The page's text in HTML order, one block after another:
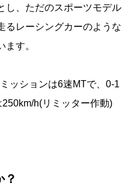
し、ただのスポーツモデル
るレーシングカーのような
す。
ッションは6速MTで、0-1
h(リミッター作動)
？